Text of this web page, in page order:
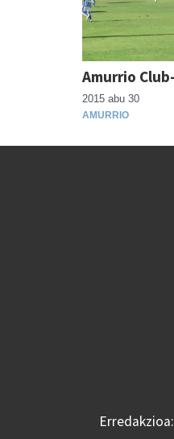
Amurrio
2015 abu 30
AMURRIO